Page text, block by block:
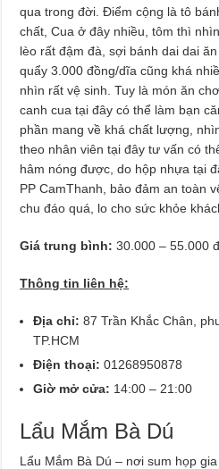
qua trong đời. Điểm cộng là tô
chất, Cua ở đây nhiều, tôm thì
lèo rất đậm đà, sợi bánh dai dai
quẩy 3.000 đồng/dĩa cũng khá
nhìn rất vệ sinh. Tuy là món ăn
canh cua tại đây có thể làm bạn
phần mang về khá chất lượng,
theo nhân viên tại đây tư vấn có
hâm nóng được, do hộp nhựa tại
PP CamThanh, bảo đảm an toàn
chu đáo quá, lo cho sức khỏe
Giá trung bình:30.000 – 55.000
Thông tin liên hệ:
Địa chỉ:87 Trần Khắc Chân,
TP.HCM
Điện thoại:01268950878
Giờ mở cửa: 14:00 – 21:00
Lẩu Mắm Bà Dú
Lẩu Mắm Bà Dú – nơi sum họp